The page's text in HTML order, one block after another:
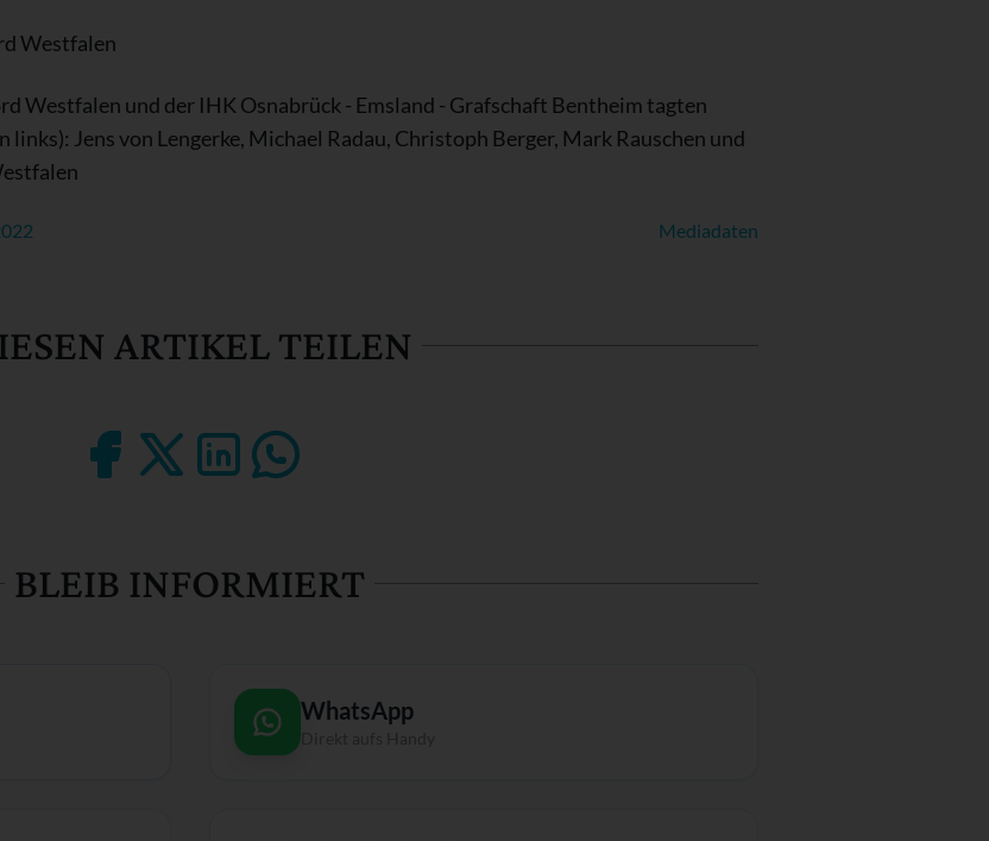
Westfalen
Westfalen und der IHK Osnabrück - Emsland - Grafschaft Bentheim tagten
Jens von Lengerke, Michael Radau, Christoph Berger, Mark Rauschen und
Mediadaten
ARTIKEL TEILEN
BLEIB INFORMIERT
WhatsApp
Direkt aufs Handy